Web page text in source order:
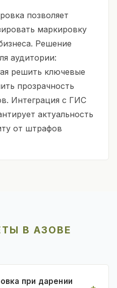
позволяет
маркировку
Решение
аудитории:
решить ключевые
прозрачность
Интеграция с ГИС
актуальность
от штрафов
В АЗОВЕ
при дарении